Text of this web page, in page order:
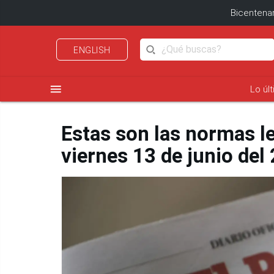
ENGLISH
menu Lo
Estas son las normas
viernes 13 de junio del